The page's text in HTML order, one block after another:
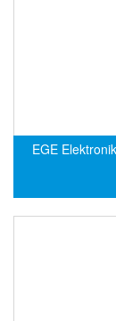
cs-instruments
Cygnus
EGE